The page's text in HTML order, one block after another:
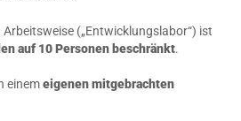
(„Entwicklungslabor“) ist
auf 10 Personen beschränkt.
einemeigenen mitgebrachten